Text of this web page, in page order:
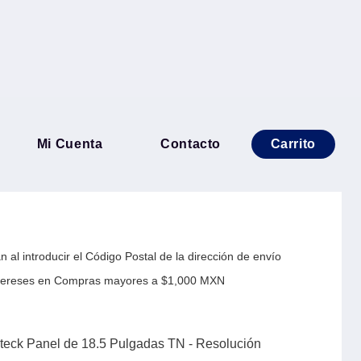
Mi Cuenta Contacto Carrito
CL185 Acteck Panel de
- Resolución Máxima
al introducir el Código Postal de la dirección de envío
en Compras mayores a $1,000 MXN
Panel de 18.5 Pulgadas TN - Resolución